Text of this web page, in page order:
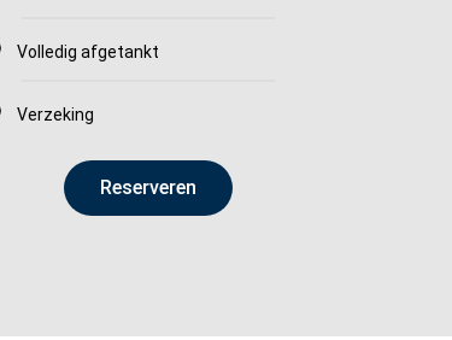
Volledig afgetankt
Verzeking
Reserveren